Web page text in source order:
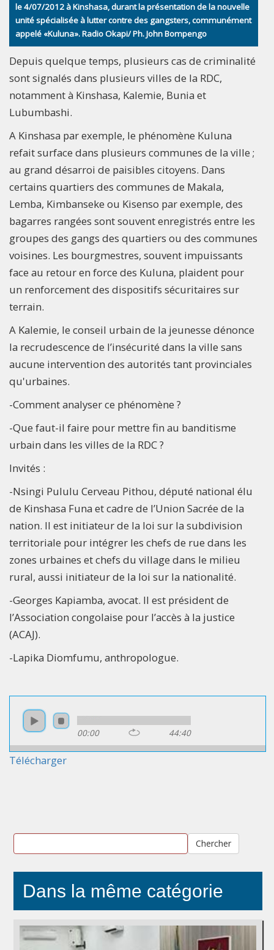
le 4/07/2012 à Kinshasa, durant la présentation de la nouvelle
unité spécialisée à lutter contre des gangsters, communément
appelé «Kuluna». Radio Okapi/ Ph. John Bompengo
Depuis quelque temps, plusieurs cas de criminalité
sont signalés dans plusieurs villes de la RDC,
notamment à Kinshasa, Kalemie, Bunia et
Lubumbashi.
A Kinshasa par exemple, le phénomène Kuluna
refait surface dans plusieurs communes de la ville ;
au grand désarroi de paisibles citoyens. Dans
certains quartiers des communes de Makala,
Lemba, Kimbanseke ou Kisenso par exemple, des
bagarres rangées sont souvent enregistrés entre les
groupes des gangs des quartiers ou des communes
voisines. Les bourgmestres, souvent impuissants
face au retour en force des Kuluna, plaident pour
un renforcement des dispositifs sécuritaires sur
terrain.
A Kalemie, le conseil urbain de la jeunesse dénonce
la recrudescence de l’insécurité dans la ville sans
aucune intervention des autorités tant provinciales
qu'urbaines.
-Comment analyser ce phénomène ?
-Que faut-il faire pour mettre fin au banditisme
urbain dans les villes de la RDC ?
Invités :
-Nsingi Pululu Cerveau Pithou, député national élu
de Kinshasa Funa et cadre de l’Union Sacrée de la
nation. Il est initiateur de la loi sur la subdivision
territoriale pour intégrer les chefs de rue dans les
zones urbaines et chefs du village dans le milieu
rural, aussi initiateur de la loi sur la nationalité.
-Georges Kapiamba, avocat. Il est président de
l’Association congolaise pour l’accès à la justice
(ACAJ).
-Lapika Diomfumu, anthropologue.
00:00 44:40
Télécharger
Chercher
Dans la même catégorie